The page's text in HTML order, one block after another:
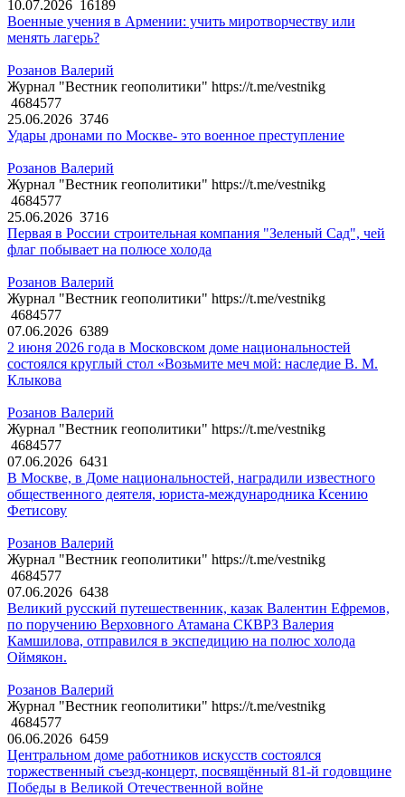
10.07.2026 16189
Военные учения в Армении: учить миротворчеству или
менять лагерь?
Розанов Валерий
Журнал "Вестник геополитики" https://t.me/vestnikg
4684577
25.06.2026 3746
Удары дронами по Москве- это военное преступление
Розанов Валерий
Журнал "Вестник геополитики" https://t.me/vestnikg
4684577
25.06.2026 3716
Первая в России строительная компания "Зеленый Сад", чей
флаг побывает на полюсе холода
Розанов Валерий
Журнал "Вестник геополитики" https://t.me/vestnikg
4684577
07.06.2026 6389
2 июня 2026 года в Московском доме национальностей
состоялся круглый стол «Возьмите меч мой: наследие В. М.
Клыкова
Розанов Валерий
Журнал "Вестник геополитики" https://t.me/vestnikg
4684577
07.06.2026 6431
В Москве, в Доме национальностей, наградили известного
общественного деятеля, юриста-международника Ксению
Фетисову
Розанов Валерий
Журнал "Вестник геополитики" https://t.me/vestnikg
4684577
07.06.2026 6438
Великий русский путешественник, казак Валентин Ефремов,
по поручению Верховного Атамана СКВРЗ Валерия
Камшилова, отправился в экспедицию на полюс холода
Оймякон.
Розанов Валерий
Журнал "Вестник геополитики" https://t.me/vestnikg
4684577
06.06.2026 6459
Центральном доме работников искусств состоялся
торжественный съезд-концерт, посвящённый 81-й годовщине
Победы в Великой Отечественной войне